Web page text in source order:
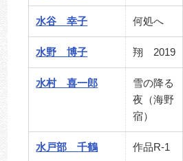
水谷 幸子 何処へ
水野 博子 翔 2019
水村 喜一郎
雪の降る
夜（海野
宿）
水戸部 千鶴 作品R-1